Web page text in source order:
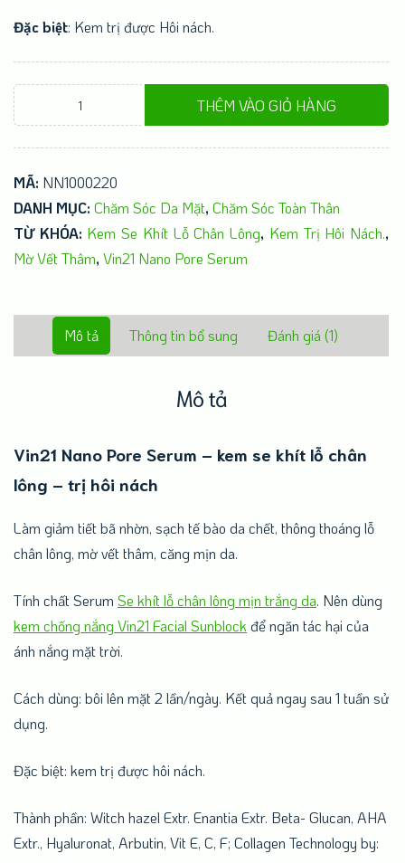
Đặc biệt: Kem trị được Hôi nách.
Se
khít
lỗ
chân
Serum
THÊM VÀO GIỎ HÀNG
MÃ: NN1000220
DANH MỤC: Chăm Sóc Da Mặt, Chăm Sóc Toàn Thân
TỪ KHÓA: Kem Se Khít Lỗ Chân Lông, Kem Trị Hôi Nách.,
Mờ Vết Thâm, Vin21 Nano Pore Serum
Mô tả Thông tin bổ sung Đánh giá (1)
Mô tả
Vin21 Nano Pore Serum – kem se khít lỗ chân
lông – trị hôi nách
Làm giảm tiết bã nhờn, sạch tế bào da chết, thông thoáng lỗ
chân lông, mờ vết thâm, căng mịn da.
Tính chất Serum Se khít lỗ chân lông mịn trắng da. Nên dùng
kem chống nắng Vin21 Facial Sunblock để ngăn tác hại của
ánh nắng mặt trời.
Cách dùng: bôi lên mặt 2 lần/ngày. Kết quả ngay sau 1 tuần sử
dụng.
Đặc biệt: kem trị được hôi nách.
Thành phần: Witch hazel Extr. Enantia Extr. Beta- Glucan, AHA
Extr., Hyaluronat, Arbutin, Vit E, C, F; Collagen Technology by: